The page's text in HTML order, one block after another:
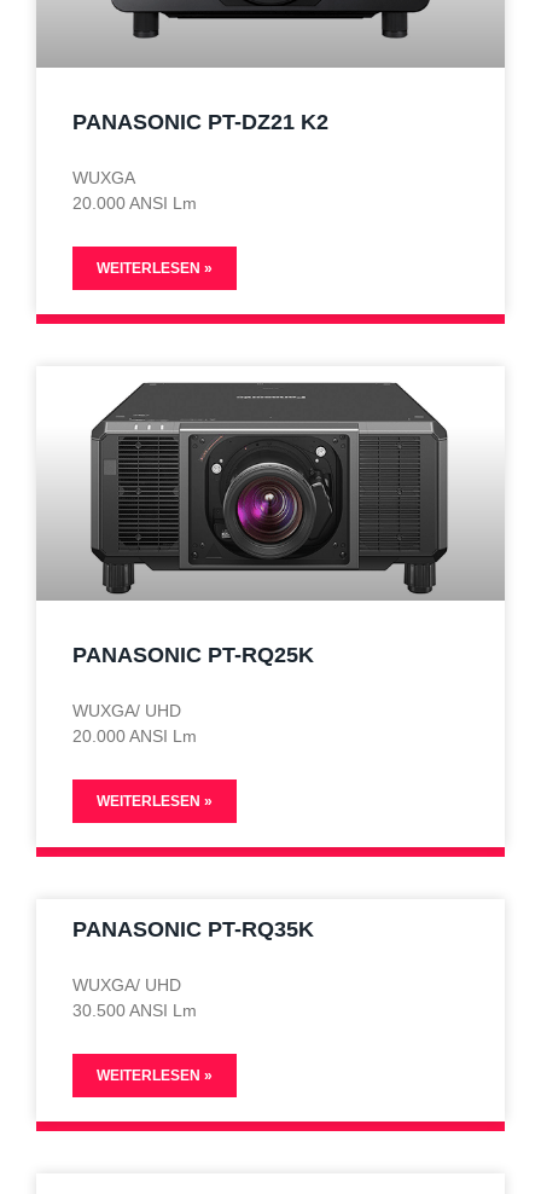
PANASONIC PT-DZ21 K2
WUXGA
20.000 ANSI Lm
WEITERLESEN »
PANASONIC PT-RQ25K
WUXGA/ UHD
20.000 ANSI Lm
WEITERLESEN »
PANASONIC PT-RQ35K
WUXGA/ UHD
30.500 ANSI Lm
WEITERLESEN »